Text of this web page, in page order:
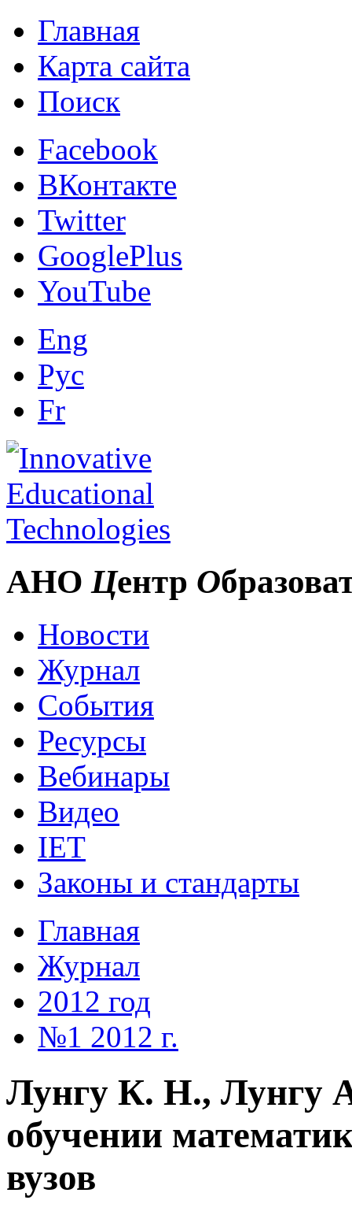
Главная
Карта сайта
Поиск
Facebook
ВКонтакте
Twitter
GooglePlus
YouTube
Eng
Рус
Fr
АНО Центр О
Новости
Журнал
События
Ресурсы
Вебинары
Видео
IET
Законы и стандарты
Главная
Журнал
2012 год
№1 2012 г.
Лунгу К. Н., Лунгу
обучении
вузов